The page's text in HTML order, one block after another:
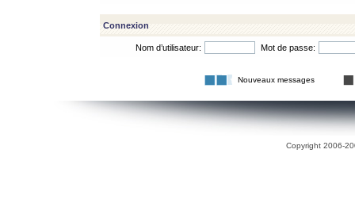
Connexion
Nom d’utilisateur: Mot de passe:
Nouveaux messages
Copyright 2006-